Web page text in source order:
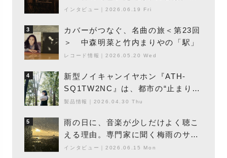
丁の『赤城 夜神楽』をレポート
インタビュー 2026.06.19 Fri
3
カバーがつなぐ、名曲の旅＜第23回
＞ 中森明菜と竹内まりやの「駅」
レコード情報 2026.05.20 Wed
4
新型ノイキャンイヤホン『ATH-
SQ1TW2NC』は、都市の“止まり
木”になり得るーシンガーソングライ
製品情報 2026.04.30 Thu
5
雨の日に、音楽が少しだけよく聴こ
える理由。専門家に聞く梅雨のサウ
ンドスケープ
インタビュー 2026.06.15 Mon